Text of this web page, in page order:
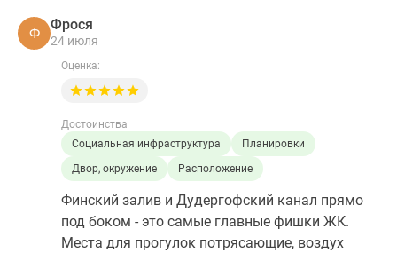
Ф
Фрося
24 июля
Оценка:
Достоинства
Социальная инфраструктура
Планировки
Двор, окружение
Расположение
Финский залив и Дудергофский канал прямо
под боком - это самые главные фишки ЖК.
Места для прогулок потрясающие, воздух